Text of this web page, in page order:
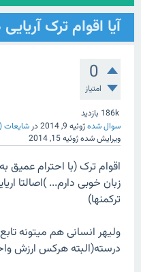
آیا اقوام ترک
0
امتیاز
186k بازدید
سوال شدهژوئیه 9, 2014 در شایعات
ویرایش شدهژوئیه 15, 2014
اقوام ترک (با احترام
زبان خوبی دارم... )اصالتا
ترکمنها)
ولیهر انسانی هم میتونه
درسته(البته هرکس ارزش